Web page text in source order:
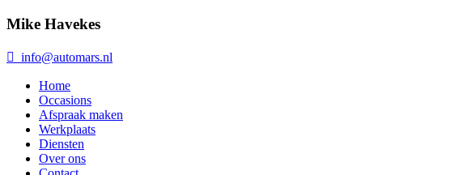
Mike Havekes
info@automars.nl
Home
Occasions
Afspraak maken
Werkplaats
Diensten
Over ons